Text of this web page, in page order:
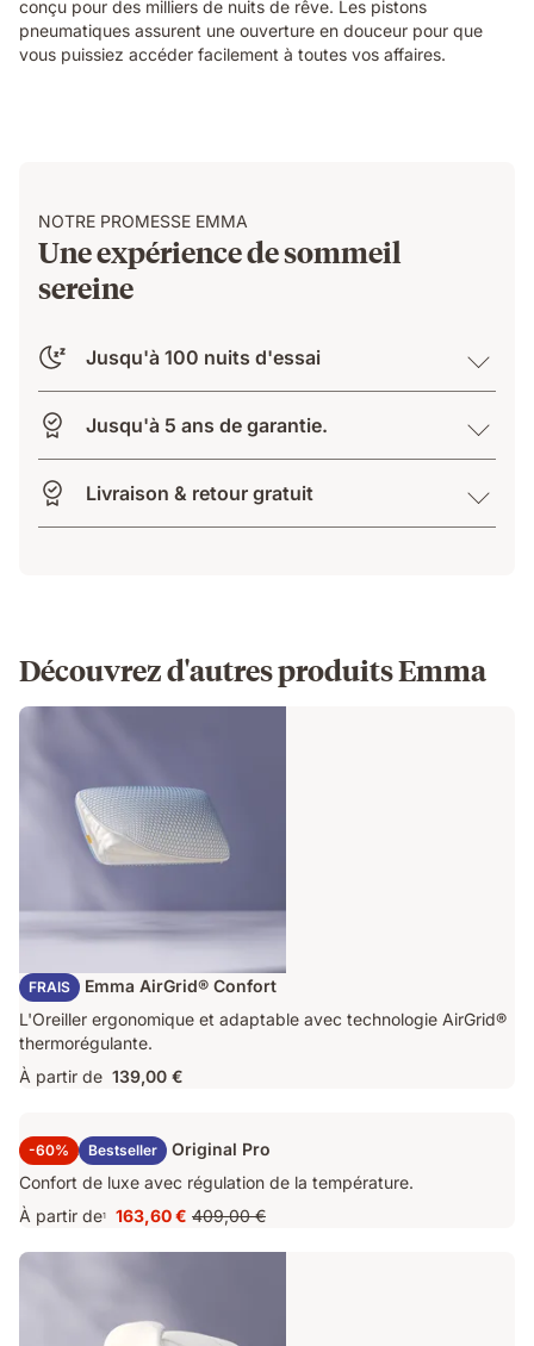
conçu pour des milliers de nuits de rêve. Les pistons
pneumatiques assurent une ouverture en douceur pour que
vous puissiez accéder facilement à toutes vos affaires.
NOTRE PROMESSE EMMA
Une expérience de sommeil
sereine
Jusqu'à 100 nuits d'essai
Jusqu'à 5 ans de garantie.
Livraison & retour gratuit
Découvrez d'autres produits Emma
FRAIS
Oreiller Emma AirGrid® Confort
L'Oreiller ergonomique et adaptable avec technologie AirGrid®
thermorégulante.
À partir de 139,00 €
-60% Bestseller
Surmatelas Emma Original Pro
Confort de luxe avec régulation de la température.
À partir de1
Prix
163,60 €
163,60 € Prix
d'origine
409,00 €